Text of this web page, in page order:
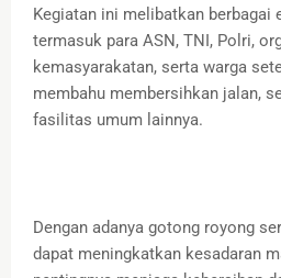
Kegiatan ini melibatkan berbagai
termasuk para ASN, TNI, Polri,
kemasyarakatan, serta warga
membahu membersihkan jalan,
fasilitas umum lainnya.
Dengan adanya gotong royong
dapat meningkatkan kesadaran